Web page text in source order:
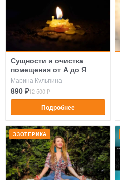
Сущности и очистка
помещения от А до Я
Марина Кульпина
890 ₽12 500 ₽
Подробнее
ЭЗОТЕРИКА